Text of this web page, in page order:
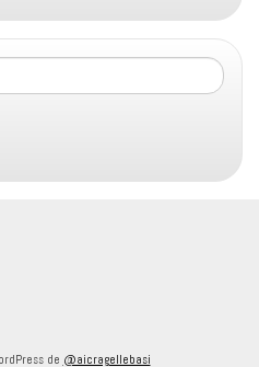
de @aicragellebasi